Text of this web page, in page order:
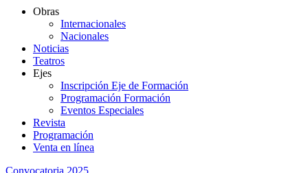
Obras
Internacionales
Nacionales
Noticias
Teatros
Ejes
Inscripción Eje de Formación
Programación Formación
Eventos Especiales
Revista
Programación
Venta en línea
Convocatoria 2025